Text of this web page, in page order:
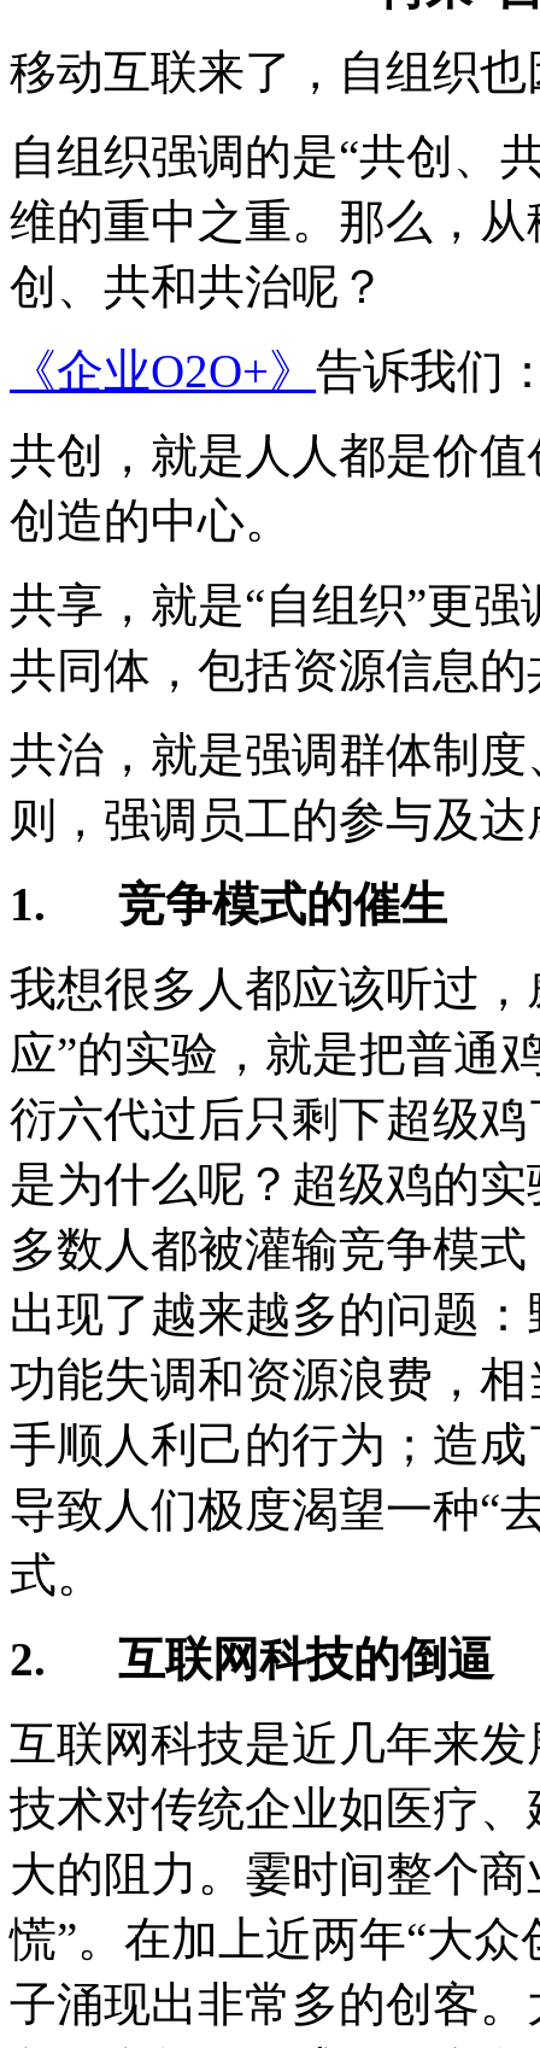
移动互联来了，自组织
自组织强调的是“共创、
维的重中之重。那么，
创、共和共治呢？
《企业O2O+》 告诉我们
共创，就是人人都是价
创造的中心。
共享，就是“自组织”更
共同体，包括资源信息
共治，就是强调群体制
则，强调员工的参与及
1.
竞争模式的催生
我想很多人都应该听过
应”的实验，就是把普通
衍六代过后只剩下超级
是为什么呢？超级鸡的
多数人都被灌输竞争模
出现了越来越多的问题
功能失调和资源浪费，
手顺人利己的行为；造
导致人们极度渴望一种“
式。
2.
互联网科技的倒逼
互联网科技是近几年来
技术对传统企业如医疗
大的阻力。霎时间整个
慌”。在加上近两年“大
子涌现出非常多的创客